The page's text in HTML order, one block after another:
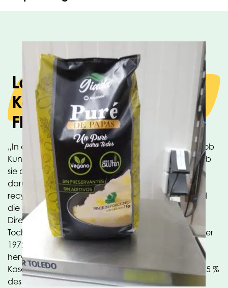
Lamb Weston-
Kartoffelflocken in neuer
Flexpak-Verpackung
„In den letzten Jahren haben wir ständig getestet, ob
Kunststoffverpackungen dünner sein können und ob
sie aus Monomaterial bestehen können. Es geht
darum, Tonnage zu sparen und alles perfekt
recycelbar zu halten. Reduktion und Recycling sind
die Schlüsselwörter“, sagt Gert-Jan van Baardwijk,
Direktor von Flexpak, einer der mittlerweile sieben
Tochtergesellschaften der OPACKGROUP, die aus der
1972 gegründeten Oerlemans Plastics
hervorgegangen ist. Flexpak ist auf das Bedrucken,
Kaschieren und Schneiden von Folien spezialisiert. 95 %
des Umsatzes des Unternehmens werden im